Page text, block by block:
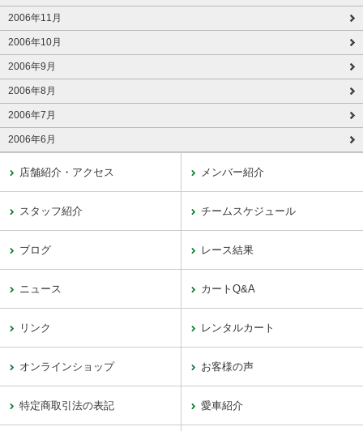
2006年11月
2006年10月
2006年9月
2006年8月
2006年7月
2006年6月
店舗紹介・アクセス メンバー紹介
スタッフ紹介 チームスケジュール
ブログ レース結果
ニュース カートQ&A
リンク レンタルカート
オンラインショップ お客様の声
特定商取引法の表記 愛車紹介